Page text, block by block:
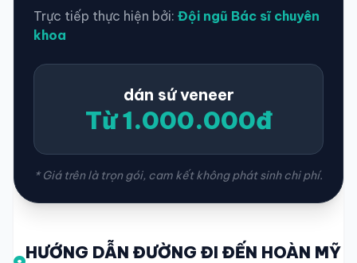
Trực tiếp thực hiện bởi: Đội ngũ Bác sĩ chuyên
khoa
dán sứ veneer
Từ 1.000.000đ
* Giá trên là trọn gói, cam kết không phát sinh chi phí.
HƯỚNG DẪN ĐƯỜNG ĐI ĐẾN HOÀN MỸ